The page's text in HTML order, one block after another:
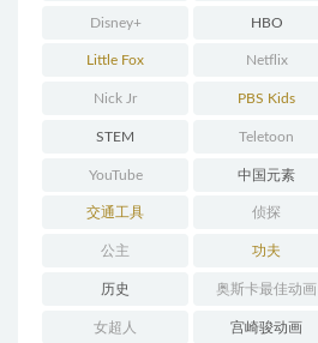
Disney+ HBO
Little Fox Netflix
Nick Jr PBS Kids
STEM Teletoon
YouTube 中国元素
交通工具 侦探
公主 功夫
历史 奥斯卡最佳动画
女超人 宫崎骏动画